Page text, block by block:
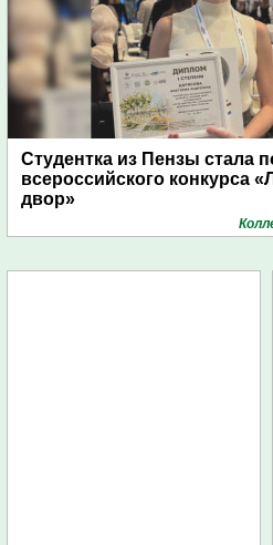
Студентка из Пензы стала
всероссийского конкурса
двор»